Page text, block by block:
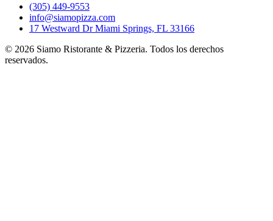
(305) 449-9553
info@siamopizza.com
17 Westward Dr Miami Springs, FL 33166
© 2026 Siamo Ristorante & Pizzeria. Todos los derechos
reservados.